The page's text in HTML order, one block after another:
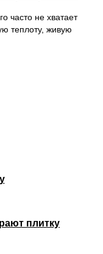
часто не хватает
теплоту, живую
плитку